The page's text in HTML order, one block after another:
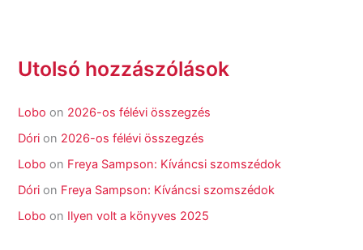
Utolsó hozzászólások
Lobo on 2026-os félévi összegzés
Dóri on 2026-os félévi összegzés
Lobo on Freya Sampson: Kíváncsi szomszédok
Dóri on Freya Sampson: Kíváncsi szomszédok
Lobo on Ilyen volt a könyves 2025